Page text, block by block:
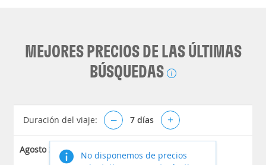
MEJORES PRECIOS DE LAS ÚLTIMAS
BÚSQUEDAS
Duración del viaje: – 7 días +
Agosto 2026
No disponemos de precios